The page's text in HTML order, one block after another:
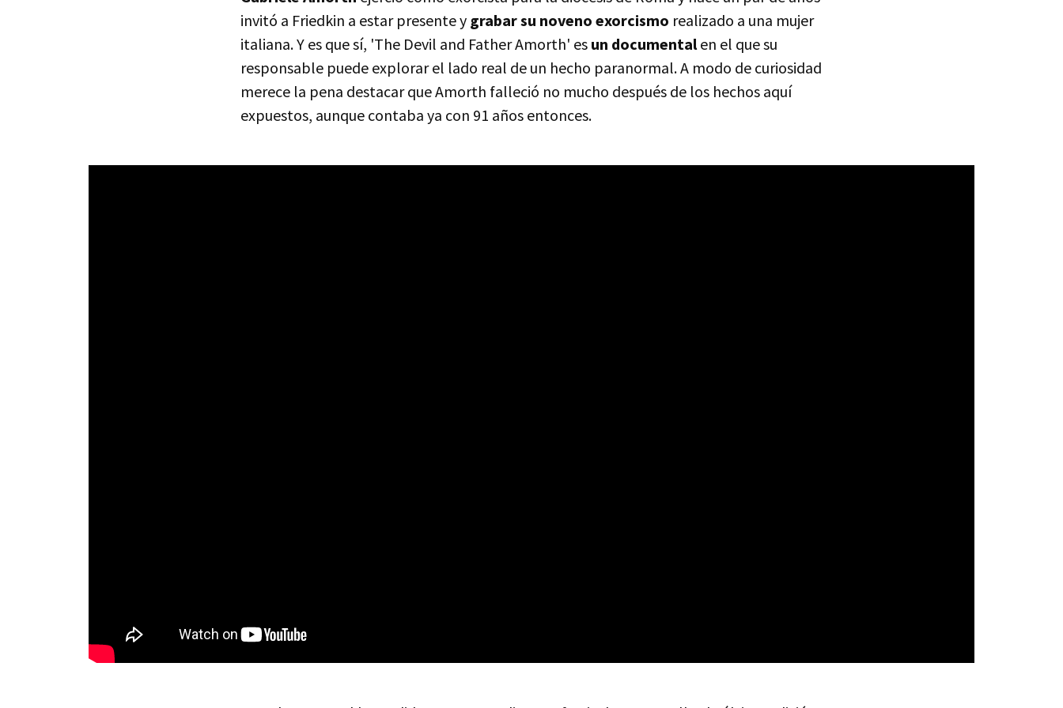
invitó a Friedkin a estar presente y grabar su noveno exorcismo realizado a una mujer
italiana. Y es que sí, 'The Devil and Father Amorth' es un documentalen el que su
responsable puede explorar el lado real de un hecho paranormal. A modo de curiosidad
merece la pena destacar que Amorth falleció no mucho después de los hechos aquí
expuestos, aunque contaba ya con 91 años entonces.